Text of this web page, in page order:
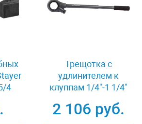
4
Трещотка с
удлинителем к
клуппам 1/4"-1 1/4"
1/4-5/4
2 106 руб.